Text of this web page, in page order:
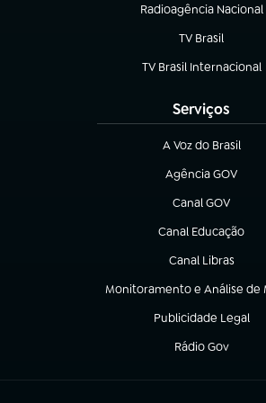
Radioagência Nacional
(abre em nova aba)
TV Brasil
(abre em nova
TV Brasil Internacional
(abre em nova aba)
Serviços
A Voz do Brasil
(abre em nova aba)
Agência GOV
(abre em nova aba)
Canal GOV
(abre em nova
Canal Educação
(abre em nova aba)
Canal Libras
(abre em nova aba)
Monitoramento e Análise de
(abre em nova aba)
Publicidade Legal
(abre em nova aba)
Rádio Gov
(abre em nova